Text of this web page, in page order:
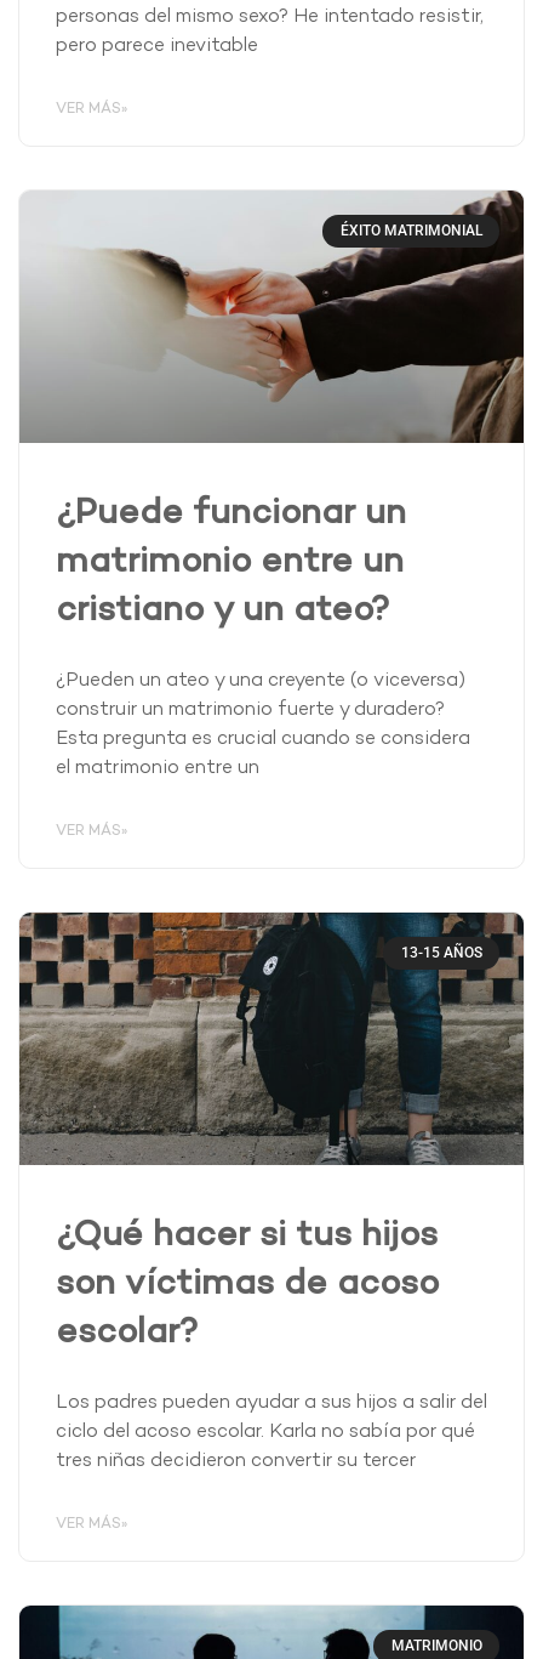
personas del mismo sexo? He intentado resistir,
pero parece inevitable
VER MÁS»
ÉXITO MATRIMONIAL
¿Puede funcionar un
matrimonio entre un
cristiano y un ateo?
¿Pueden un ateo y una creyente (o viceversa)
construir un matrimonio fuerte y duradero?
Esta pregunta es crucial cuando se considera
el matrimonio entre un
VER MÁS»
13-15 AÑOS
¿Qué hacer si tus hijos
son víctimas de acoso
escolar?
Los padres pueden ayudar a sus hijos a salir del
ciclo del acoso escolar. Karla no sabía por qué
tres niñas decidieron convertir su tercer
VER MÁS»
MATRIMONIO